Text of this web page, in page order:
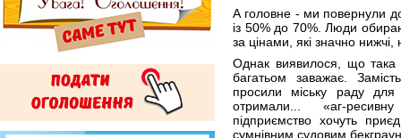
А головне - ми повернули
із 50% до 70%. Люди
за цінами, які значно нижчі,
Однак виявилося, що така
багатьом заважає.
просили міську раду
отримали... «аг-
підприємство хочуть
сумнівним судовим